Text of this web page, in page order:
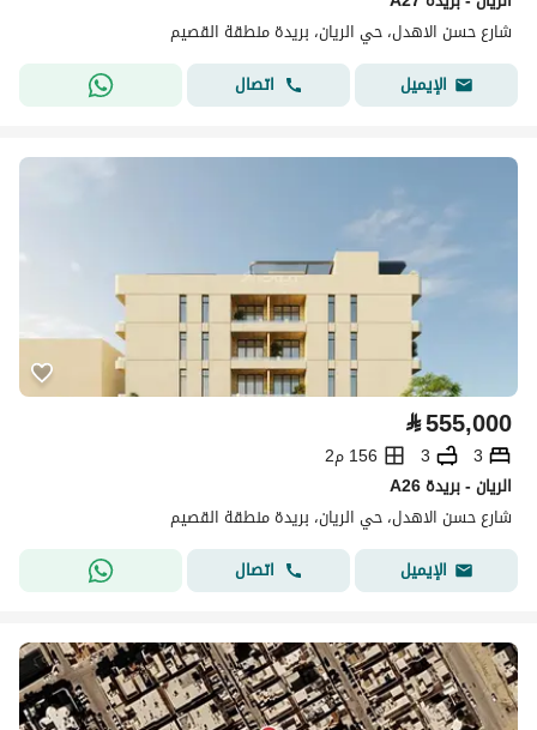
شارع حسن الاهدل، حي الريان، بريدة منطقة القصيم
الإيميل
اتصال
⃁555,000
3
3
156 م2
A26 الريان - بريدة
شارع حسن الاهدل، حي الريان، بريدة منطقة القصيم
الإيميل
اتصال